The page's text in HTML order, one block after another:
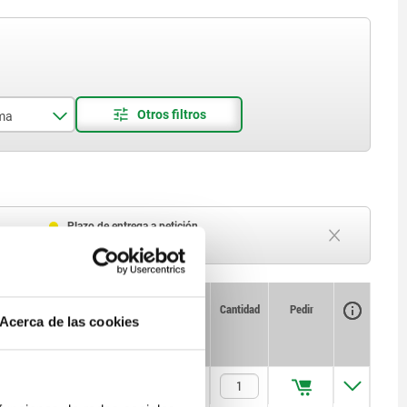
Acerca de las cookies
Plazo de entrega a petición
Actualmente agotado
Par de
Nm
Precio
Cantidad Pedir